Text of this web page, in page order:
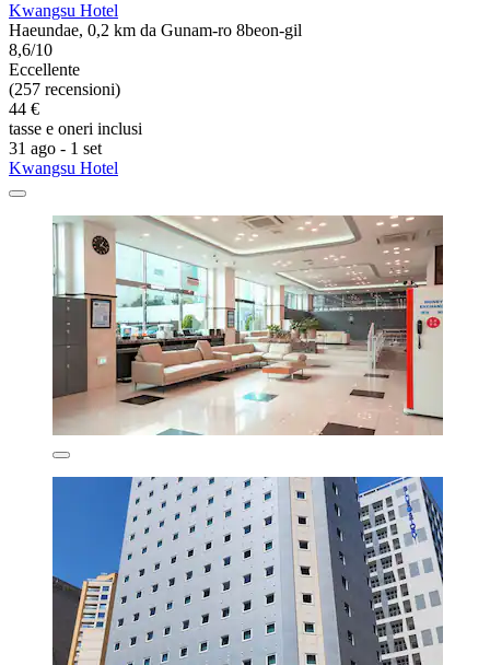
Kwangsu Hotel
Haeundae, 0,2 km da Gunam-ro 8beon-gil
8,6/10
Eccellente
(257 recensioni)
44 €
tasse e oneri inclusi
31 ago - 1 set
Kwangsu Hotel